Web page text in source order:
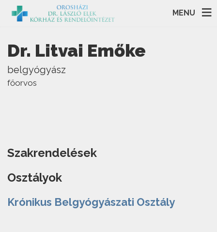
MENU
Dr. Litvai Emőke
belgyógyász
főorvos
Szakrendelések
Osztályok
Krónikus Belgyógyászati Osztály